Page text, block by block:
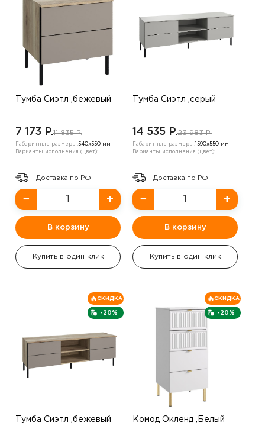
Тумба Сиэтл ,бежевый
7 173 P.11 835 P.
Габаритные размеры:540х550 мм
Варианты исполнения (цвет):
Доставка по РФ.
− +
В корзину
Купить в один клик
Тумба Сиэтл ,серый
14 535 P.23 983 P.
Габаритные размеры: 1590х550 мм
Варианты исполнения (цвет):
Доставка по РФ.
− +
В корзину
Купить в один клик
-20%
СКИДКА
Тумба Сиэтл ,бежевый
-20%
СКИДКА
Комод Окленд ,Белый